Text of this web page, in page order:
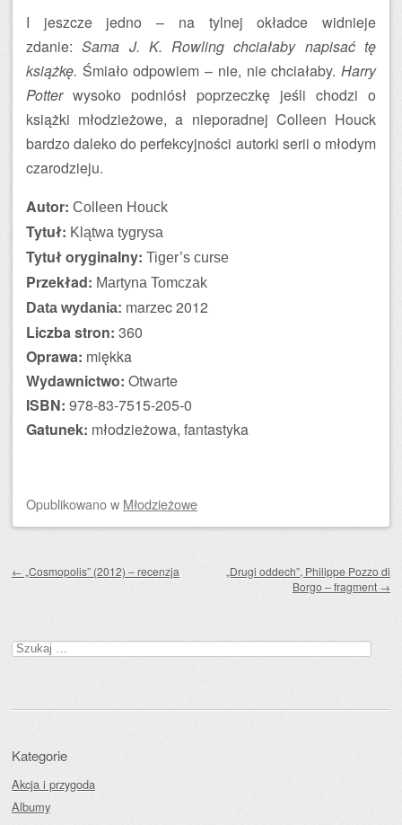
I jeszcze jedno – na tylnej okładce widnieje
zdanie:Sama J. K. Rowling chciałaby napisać tę
książkę. Śmiało odpowiem – nie, nie chciałaby.Harry
Potterwysoko podniósł poprzeczkę jeśli chodzi o
książki młodzieżowe, a nieporadnej Colleen Houck
bardzo daleko do perfekcyjności autorki serii o młodym
czarodzieju.
Autor: Colleen Houck
Tytuł: Klątwa tygrysa
Tytuł oryginalny: Tiger’s curse
Przekład: Martyna Tomczak
Data wydania: marzec2012
Liczba stron: 360
Oprawa: miękka
Wydawnictwo: Otwarte
ISBN: 978-83-7515-205-0
Gatunek: młodzieżowa, fantastyka
Opublikowanow Młodzieżowe
← „Cosmopolis” (2012) – recenzja
„Drugi oddech”, Philippe Pozzo di
Borgo – fragment →
Szukaj:
Kategorie
Akcja i przygoda
Albumy